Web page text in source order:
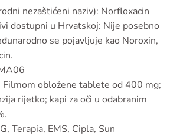
nezaštićeni naziv): Norfloxacin
dostupni u Hrvatskoj: Nije posebno
se pojavljuje kao Noroxin,
Filmom obložene tablete od 400 mg;
rijetko; kapi za oči u odabranim
Terapia, EMS, Cipla, Sun